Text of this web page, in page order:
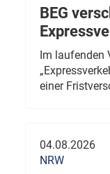
BEG
Im laufenden
einer
04.08.2026
NRW